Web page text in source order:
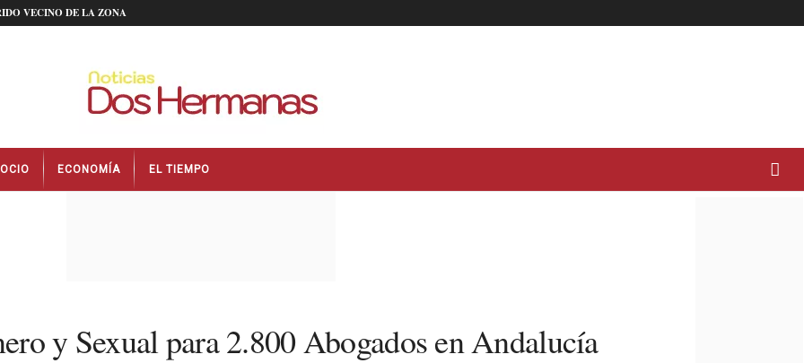
VECINO DE LA ZONA
OCIO ECONOMÍA EL TIEMPO
y Sexual para 2.800 Abogados en Andalucía